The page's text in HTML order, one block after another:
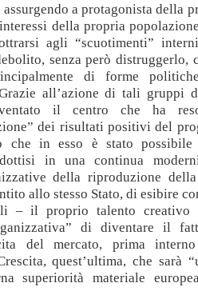
a protagonista della
della propria
agli “scuotimenti”
senza però distruggerlo,
di forme
all’azione di tali gruppi
il centro che ha
dei risultati positivi del
che in esso è stato possibile
in una continua
della riproduzione
allo stesso Stato, di esibire
– il proprio talento creativo
di diventare il
del mercato, prima
quest’ultima, che sarà
superiorità materiale